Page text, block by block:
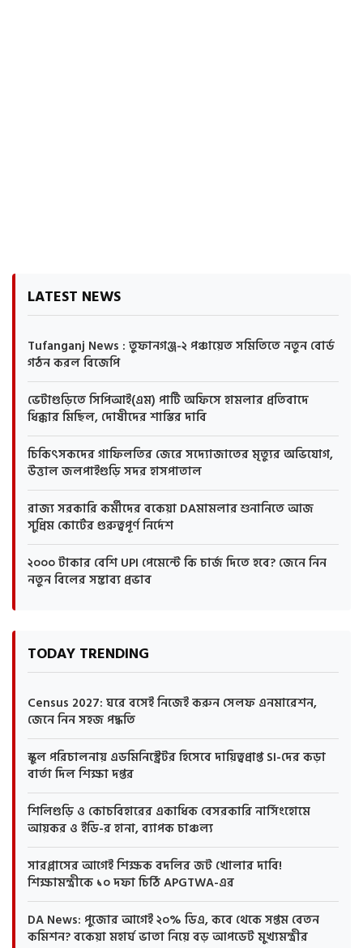
LATEST NEWS
Tufanganj News : তুফানগঞ্জ-২ পঞ্চায়েত সমিতিতে নতুন বোর্ড
গঠন করল বিজেপি
ভেটাগুড়িতে সিপিআই(এম) পার্টি অফিসে হামলার প্রতিবাদে
ধিক্কার মিছিল, দোষীদের শাস্তির দাবি
চিকিৎসকদের গাফিলতির জেরে সদ্যোজাতের মৃত্যুর অভিযোগ,
উত্তাল জলপাইগুড়ি সদর হাসপাতাল
রাজ্য সরকারি কর্মীদের বকেয়া DAমামলার শুনানিতে আজ
সুপ্রিম কোর্টের গুরুত্বপূর্ণ নির্দেশ
২০০০ টাকার বেশি UPI পেমেন্টে কি চার্জ দিতে হবে? জেনে নিন
নতুন বিলের সম্ভাব্য প্রভাব
TODAY TRENDING
Census 2027: ঘরে বসেই নিজেই করুন সেলফ এনমারেশন,
জেনে নিন সহজ পদ্ধতি
স্কুল পরিচালনায় এডমিনিস্ট্রেটর হিসেবে দায়িত্বপ্রাপ্ত SI-দের কড়া
বার্তা দিল শিক্ষা দপ্তর
শিলিগুড়ি ও কোচবিহারের একাধিক বেসরকারি নার্সিংহোমে
আয়কর ও ইডি-র হানা, ব্যাপক চাঞ্চল্য
সারপ্লাসের আগেই শিক্ষক বদলির জট খোলার দাবি!
শিক্ষামন্ত্রীকে ১০ দফা চিঠি APGTWA-এর
DA News: পুজোর আগেই ২০% ডিএ, কবে থেকে সপ্তম বেতন
কমিশন? বকেয়া মহার্ঘ ভাতা নিয়ে বড় আপডেট মুখ্যমন্ত্রীর